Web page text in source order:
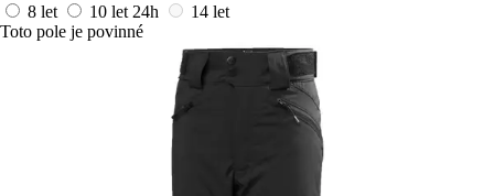
8 let
10 let 24h
14 let
Toto pole je povinné